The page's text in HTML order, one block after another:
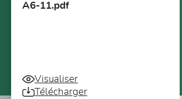
A6-11.pdf
Visualiser
Télécharger